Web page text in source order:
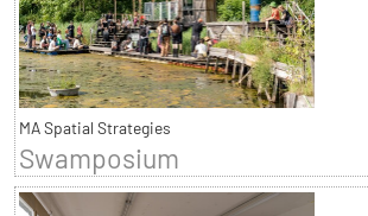
MA Spatial Strategies
Swamposium